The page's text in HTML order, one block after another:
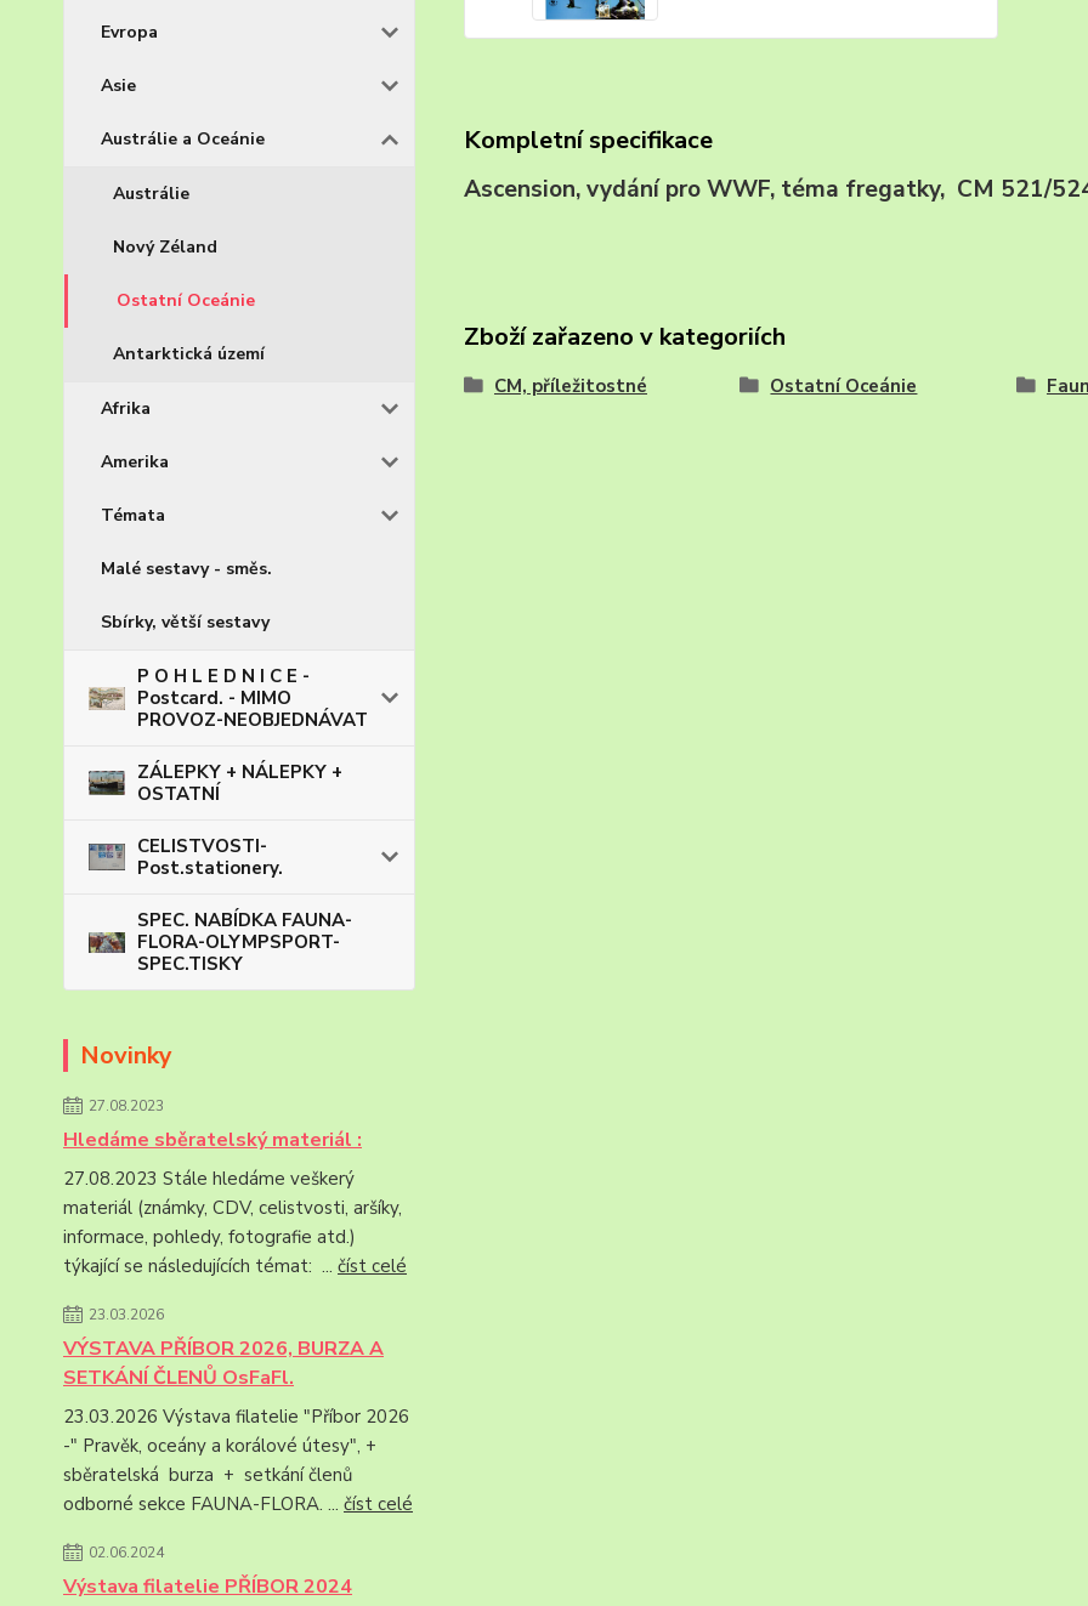
Evropa
Asie
Austrálie a Oceánie
Austrálie
Nový Zéland
Ostatní Oceánie
Antarktická území
Afrika
Amerika
Témata
Malé sestavy - směs.
Sbírky, větší sestavy
P O H L E D N I C E -
Postcard. - MIMO
PROVOZ-NEOBJEDNÁVAT
ZÁLEPKY + NÁLEPKY +
OSTATNÍ
CELISTVOSTI-
Post.stationery.
SPEC. NABÍDKA FAUNA-
FLORA-OLYMPSPORT-
SPEC.TISKY
Novinky
27.08.2023
Hledáme sběratelský materiál :
27.08.2023 Stále hledáme veškerý
materiál (známky, CDV, celistvosti, aršíky,
informace, pohledy, fotografie atd.)
týkající se následujících témat: ... číst celé
23.03.2026
VÝSTAVA PŘÍBOR 2026, BURZA A
SETKÁNÍ ČLENŮ OsFaFl.
23.03.2026 Výstava filatelie "Příbor 2026
-" Pravěk, oceány a korálové útesy", +
sběratelská burza + setkání členů
odborné sekce FAUNA-FLORA. ... číst celé
02.06.2024
Výstava filatelie PŘÍBOR 2024
Kompletní specifikace
Ascension, vydání pro WWF, téma fregatky, CM
Zboží zařazeno v kategoriích
CM, příležitostné Ostatní Oceánie